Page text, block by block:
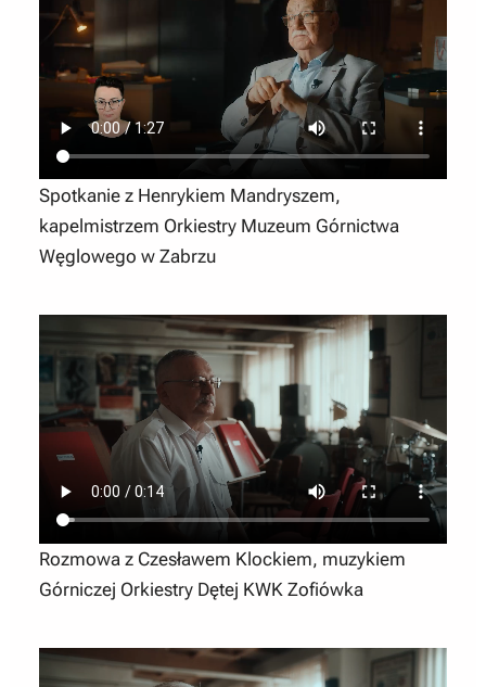
Spotkanie z Henrykiem Mandryszem,
kapelmistrzem Orkiestry Muzeum Górnictwa
Węglowego w Zabrzu
Rozmowa z Czesławem Klockiem, muzykiem
Górniczej Orkiestry Dętej KWK Zofiówka